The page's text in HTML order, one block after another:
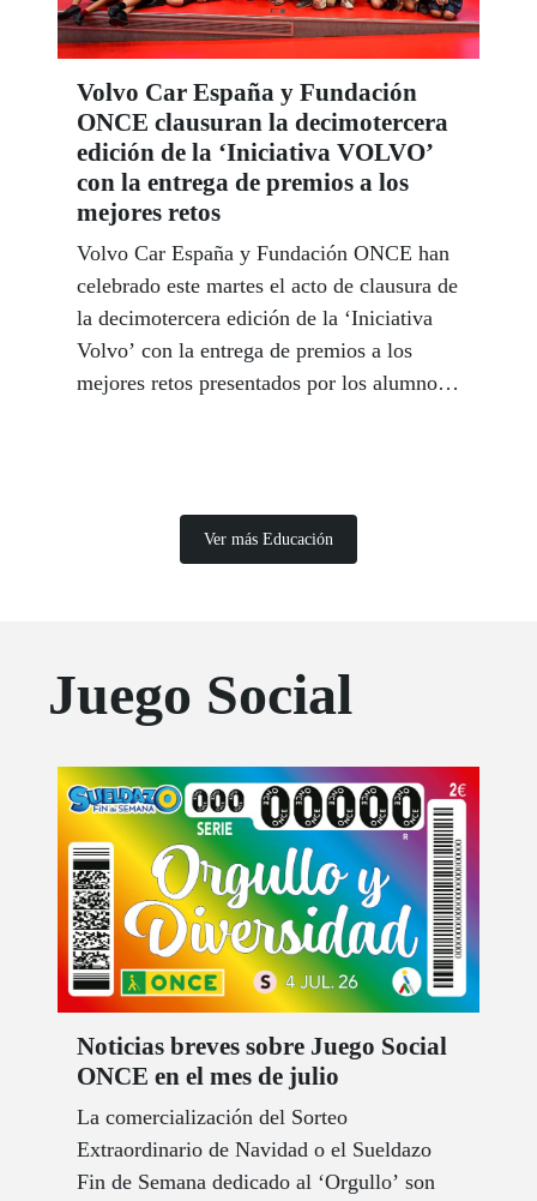
Volvo Car España y Fundación
ONCE clausuran la decimotercera
edición de la ‘Iniciativa VOLVO’
con la entrega de premios a los
mejores retos
Volvo Car España y Fundación ONCE han
celebrado este martes el acto de clausura de
la decimotercera edición de la ‘Iniciativa
Volvo’ con la entrega de premios a los
mejores retos presentados por los alumnos
Ver más Educación
Juego Social
Noticias breves sobre Juego Social
ONCE en el mes de julio
La comercialización del Sorteo
Extraordinario de Navidad o el Sueldazo
Fin de Semana dedicado al ‘Orgullo’ son